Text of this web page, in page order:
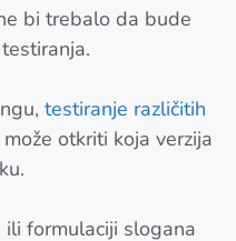
bi trebalo da bude
testiranje različitih
otkriti koja verzija
formulaciji slogana